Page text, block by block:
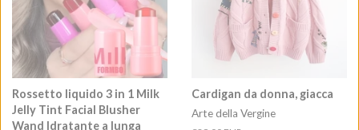
Rossetto liquido 3 in 1 Milk
Jelly Tint Facial Blusher
Wand Idratante a lunga
Cardigan da donna, giacca
Arte della Vergine